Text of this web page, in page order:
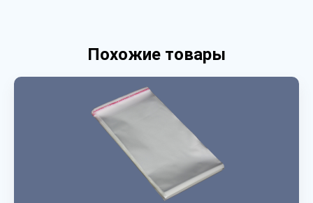
Похожие товары